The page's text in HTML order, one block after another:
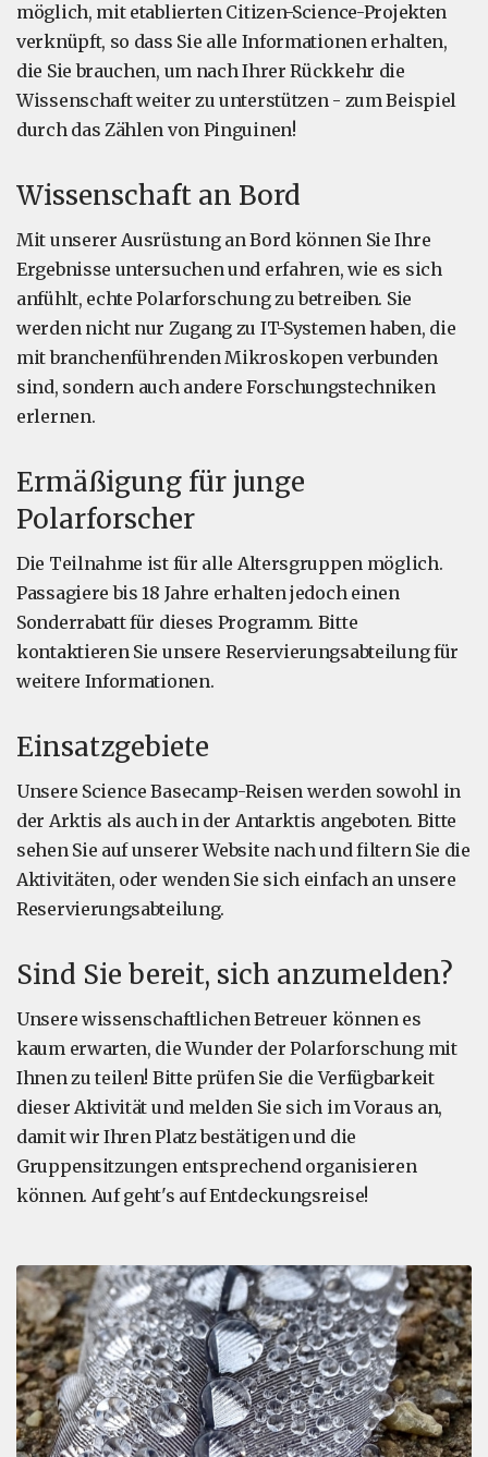
möglich, mit etablierten Citizen-Science-Projekten
verknüpft, so dass Sie alle Informationen erhalten,
die Sie brauchen, um nach Ihrer Rückkehr die
Wissenschaft weiter zu unterstützen - zum Beispiel
durch das Zählen von Pinguinen!
Wissenschaft an Bord
Mit unserer Ausrüstung an Bord können Sie Ihre
Ergebnisse untersuchen und erfahren, wie es sich
anfühlt, echte Polarforschung zu betreiben. Sie
werden nicht nur Zugang zu IT-Systemen haben, die
mit branchenführenden Mikroskopen verbunden
sind, sondern auch andere Forschungstechniken
erlernen.
Ermäßigung für junge
Polarforscher
Die Teilnahme ist für alle Altersgruppen möglich.
Passagiere bis 18 Jahre erhalten jedoch einen
Sonderrabatt für dieses Programm. Bitte
kontaktieren Sie unsere Reservierungsabteilung für
weitere Informationen.
Einsatzgebiete
Unsere Science Basecamp-Reisen werden sowohl in
der Arktis als auch in der Antarktis angeboten. Bitte
sehen Sie auf unserer Website nach und filtern Sie die
Aktivitäten, oder wenden Sie sich einfach an unsere
Reservierungsabteilung.
Sind Sie bereit, sich anzumelden?
Unsere wissenschaftlichen Betreuer können es
kaum erwarten, die Wunder der Polarforschung mit
Ihnen zu teilen! Bitte prüfen Sie die Verfügbarkeit
dieser Aktivität und melden Sie sich im Voraus an,
damit wir Ihren Platz bestätigen und die
Gruppensitzungen entsprechend organisieren
können. Auf geht's auf Entdeckungsreise!